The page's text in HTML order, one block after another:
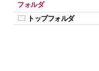
フォルダ
トップフォルダ